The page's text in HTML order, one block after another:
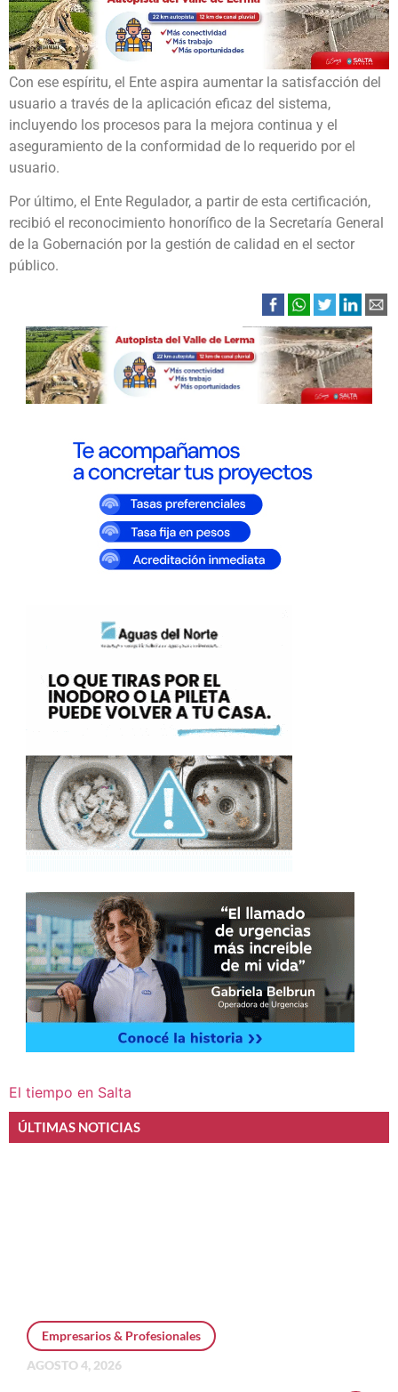
Con ese espíritu, el Ente aspira aumentar la satisfacción del
usuario a través de la aplicación eficaz del sistema,
incluyendo los procesos para la mejora continua y el
aseguramiento de la conformidad de lo requerido por el
usuario.
Por último, el Ente Regulador, a partir de esta certificación,
recibió el reconocimiento honorífico de la Secretaría General
de la Gobernación por la gestión de calidad en el sector
público.
El tiempo en Salta
ÚLTIMAS NOTICIAS
Empresarios & Profesionales
AGOSTO 4, 2026